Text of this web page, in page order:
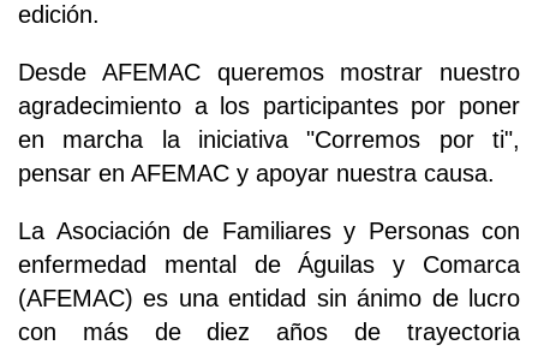
edición.
Desde AFEMAC queremos mostrar nuestro
agradecimiento a los participantes por poner
en marcha la iniciativa "Corremos por ti",
pensar en AFEMAC y apoyar nuestra causa.
La Asociación de Familiares y Personas con
enfermedad mental de Águilas y Comarca
(AFEMAC) es una entidad sin ánimo de lucro
con más de diez años de trayectoria